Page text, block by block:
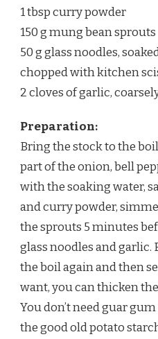
1 tbsp curry powder
150 g mung bean sprouts
50 g glass noodles,
chopped with kitchen
2 cloves of garlic,
Preparation:
Bring the stock to the
part of the onion, bell
with the soaking water,
and curry powder,
the sprouts 5 minutes
glass noodles and
the boil again and then
want, you can thicken
You don’t need guar
the good old potato